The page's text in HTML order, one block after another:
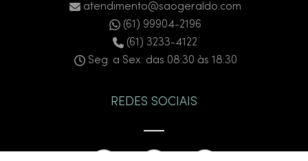
atendimento@saogeraldo.com
(61) 99904-2196
(61) 3233-4122
Seg. a Sex: das 08:30 às 18:30
REDES SOCIAIS